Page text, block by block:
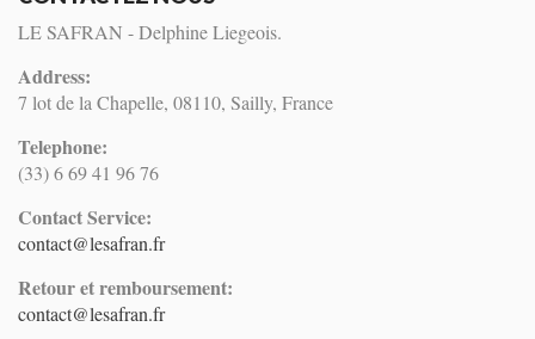
LE SAFRAN - Delphine Liegeois.
Address:
7 lot de la Chapelle, 08110, Sailly, France
Telephone:
(33) 6 69 41 96 76
Contact Service:
contact@lesafran.fr
Retour et remboursement:
contact@lesafran.fr